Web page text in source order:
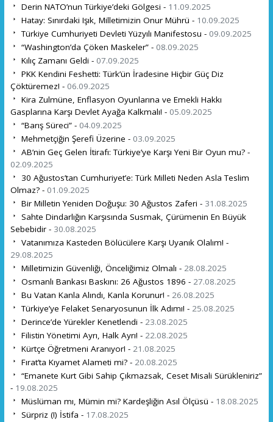
Derin NATO’nun Türkiye’deki Gölgesi - 11.09.2025
Hatay: Sınırdaki Işık, Milletimizin Onur Mührü - 10.09.2025
Türkiye Cumhuriyeti Devleti Yüzyılı Manifestosu - 09.09.2025
“Washington’da Çöken Maskeler” - 08.09.2025
Kılıç Zamanı Geldi - 07.09.2025
PKK Kendini Feshetti: Türk’ün İradesine Hiçbir Güç Diz
Çöktüremez! - 06.09.2025
Kira Zulmüne, Enflasyon Oyunlarına ve Emekli Hakkı
Gasplarına Karşı Devlet Ayağa Kalkmalı! - 05.09.2025
“Barış Süreci” - 04.09.2025
Mehmetçiğin Şerefi Üzerine - 03.09.2025
AB’nin Geç Gelen İtirafı: Türkiye’ye Karşı Yeni Bir Oyun mu? -
02.09.2025
30 Ağustos’tan Cumhuriyet’e: Türk Milleti Neden Asla Teslim
Olmaz? - 01.09.2025
Bir Milletin Yeniden Doğuşu: 30 Ağustos Zaferi - 31.08.2025
Sahte Dindarlığın Karşısında Susmak, Çürümenin En Büyük
Sebebidir - 30.08.2025
Vatanımıza Kasteden Bölücülere Karşı Uyanık Olalım! -
29.08.2025
Milletimizin Güvenliği, Önceliğimiz Olmalı - 28.08.2025
Osmanlı Bankası Baskını: 26 Ağustos 1896 - 27.08.2025
Bu Vatan Kanla Alındı, Kanla Korunur! - 26.08.2025
Türkiye’ye Felaket Senaryosunun İlk Adımı! - 25.08.2025
Derince’de Yürekler Kenetlendi - 23.08.2025
Filistin Yönetimi Ayrı, Halk Ayrı! - 22.08.2025
Kürtçe Öğretmeni Aranıyor! - 21.08.2025
Fırat’ta Kıyamet Alameti mi? - 20.08.2025
“Emanete Kurt Gibi Sahip Çıkmazsak, Ceset Misali Sürükleniriz”
- 19.08.2025
Müslüman mı, Mümin mi? Kardeşliğin Asıl Ölçüsü - 18.08.2025
Sürpriz (!) İstifa - 17.08.2025